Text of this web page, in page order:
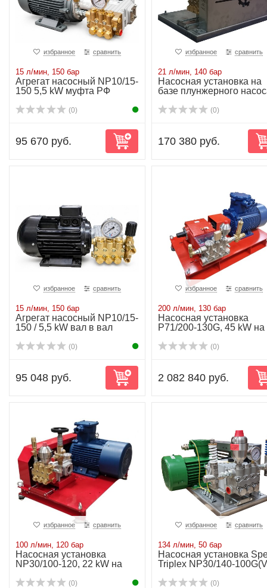
избранное сравнить
15 л/мин, 150 бар
Агрегат насосный NP10/15-
150 5,5 kW муфта РФ
(0)
95 670 руб.
избранное сравнить
21 л/мин, 140 бар
Насосная установка на
базе плунжерного
(0)
170 380 руб.
избранное сравнить
15 л/мин, 150 бар
Агрегат насосный NP10/15-
150 / 5,5 kW вал в вал
(0)
95 048 руб.
избранное сравнить
200 л/мин, 130 бар
Насосная установка
P71/200-130G, 45 kW на
(0)
2 082 840 руб.
избранное сравнить
100 л/мин, 120 бар
Насосная установка
NP30/100-120, 22 kW на
(0)
избранное сравнить
134 л/мин, 50 бар
Насосная установка
Triplex NP30/140-
(0)